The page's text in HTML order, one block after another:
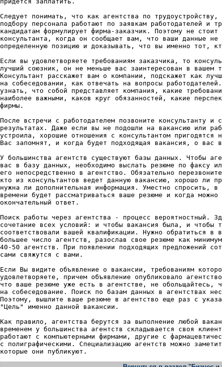
Следует понимать, что как агентства по
подбору персонала работают по заявкам работодателей и
кандидатам формулирует фирма-заказчик. Поэтому не стоит
консультанта, когда он сообщает вам, что ваши данные не
определенную позицию и доказывать, что вы именно тот,
Если вы удовлетворяете требованиям заказчика, то
лучший союзник, он не меньше вас заинтересован в вашем
Консультант расскажет вам о компании, подскажет как
на собеседовании, как отвечать на вопросы
узнать, что собой представляет компания, какие
наиболее важными, каков круг обязанностей, какие
фирмы.
После встречи с работодателем позвоните консультанту и
результатах. Даже если вы не подошли на вакансию или
устроила, хорошие отношения с консультантом пригодятся
Вас запомнят, и когда будет подходящая вакансия, о вас
У большинства агентств существуют базы данных. Чтобы
вас в базу данных, необходимо выслать резюме по факсу
его непосредственно в агентство. Обязательно
кто из консультантов ведет данную вакансию, хорошо ли
нужна ли дополнительная информация. Уместно спросить, в
времени будет рассматриваться ваше резюме и когда можно
окончательный ответ.
Поиск работы через агентства - процесс вероятностный.
сочетание всех условий: и чтобы вакансия была, и чтобы
соответствовали вашей квалификации. Нужно обратиться в
большее число агентств, разослав свое резюме как
40-50 агентств. При появлении подходящих предложений
сами свяжутся с вами.
Если Вы видите объявление о вакансии, требованиям
удовлетворяете, причем объявление опубликовало
что ваше резюме уже есть в агентстве, не обольщайтесь,
на собеседование. Поиск по базам данных в агентствах
Поэтому, вышлите ваше резюме в агентство еще раз с
"Цель" именно данной вакансии.
Как правило, агентства берутся за выполнение любой
временем у большинства агентств складывается своя
работают с компьютерными фирмами, другие с
с полиграфическими. Специализацию агентств можно